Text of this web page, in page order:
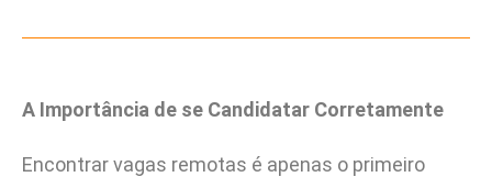
A Importância de se Candidatar Corretamente
Encontrar vagas remotas é apenas o primeiro